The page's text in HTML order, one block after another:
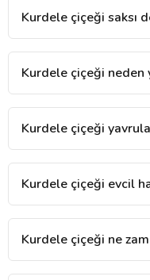
Kurdele çiçeği saksı
Kurdele çiçeği neden
Kurdele çiçeği
Kurdele çiçeği evcil
Kurdele çiçeği ne